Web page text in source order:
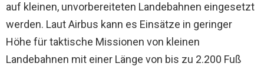
auf kleinen, unvorbereiteten Landebahnen eingesetzt
werden. Laut Airbus kann es Einsätze in geringer
Höhe für taktische Missionen von kleinen
Landebahnen mit einer Länge von bis zu 2.200 Fuß